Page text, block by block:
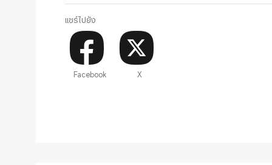
แชร์ไปยัง
Facebook X